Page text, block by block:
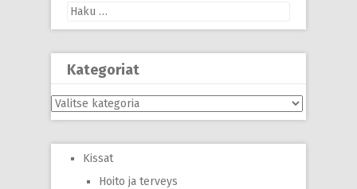
Haku:
Kategoriat
Kategoriat
Kissat
Hoito ja terveys